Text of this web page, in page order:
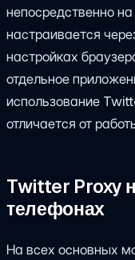
непосредственно
настраивается
настройках
отдельное
использование
отличается от
Twitter Proxy
телефонах
На всех основных